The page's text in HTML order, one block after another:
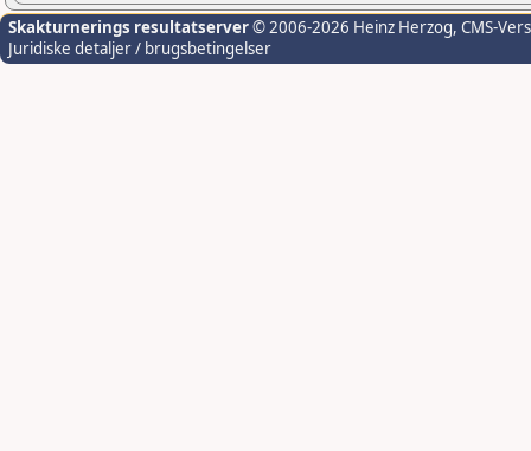
Skakturnerings resultatserver© 2006-2026 Heinz Herzog, CMS-
Juridiske detaljer / brugsbetingelser